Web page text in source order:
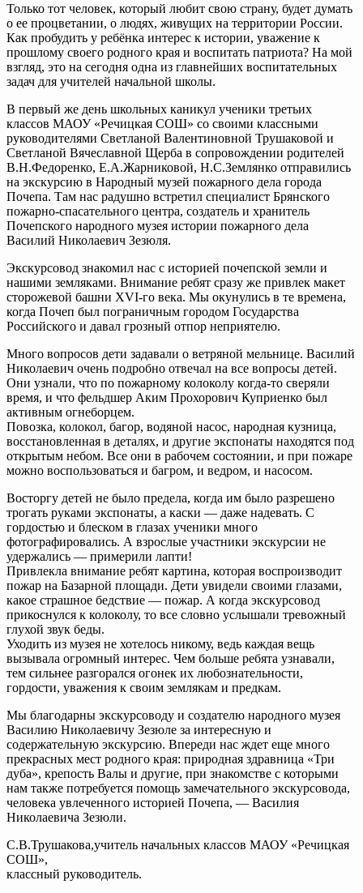
Только тот человек, который любит свою страну, будет думать
о ее процветании, о людях, живущих на территории России.
Как пробудить у ребёнка интерес к истории, уважение к
прошлому своего родного края и воспитать патриота? На мой
взгляд, это на сегодня одна из главнейших воспитательных
задач для учителей начальной школы.
В первый же день школьных каникул ученики третьих
классов МАОУ «Речицкая СОШ» со своими классными
руководителями Светланой Валентиновной Трушаковой и
Светланой Вячеславной Щерба в сопровождении родителей
В.Н.Федоренко, Е.А.Жарниковой, Н.С.Землянко отправились
на экскурсию в Народный музей пожарного дела города
Почепа. Там нас радушно встретил специалист Брянского
пожарно-спасательного центра, создатель и хранитель
Почепского народного музея истории пожарного дела
Василий Николаевич Зезюля.
Экскурсовод знакомил нас с историей почепской земли и
нашими земляками. Внимание ребят сразу же привлек макет
сторожевой башни ХVI-го века. Мы окунулись в те времена,
когда Почеп был пограничным городом Государства
Российского и давал грозный отпор неприятелю.
Много вопросов дети задавали о ветряной мельнице. Василий
Николаевич очень подробно отвечал на все вопросы детей.
Они узнали, что по пожарному колоколу когда-то сверяли
время, и что фельдшер Аким Прохорович Куприенко был
активным огнеборцем.
Повозка, колокол, багор, водяной насос, народная кузница,
восстановленная в деталях, и другие экспонаты находятся под
открытым небом. Все они в рабочем состоянии, и при пожаре
можно воспользоваться и багром, и ведром, и насосом.
Восторгу детей не было предела, когда им было разрешено
трогать руками экспонаты, а каски — даже надевать. С
гордостью и блеском в глазах ученики много
фотографировались. А взрослые участники экскурсии не
удержались — примерили лапти!
Привлекла внимание ребят картина, которая воспроизводит
пожар на Базарной площади. Дети увидели своими глазами,
какое страшное бедствие — пожар. А когда экскурсовод
прикоснулся к колоколу, то все словно услышали тревожный
глухой звук беды.
Уходить из музея не хотелось никому, ведь каждая вещь
вызывала огромный интерес. Чем больше ребята узнавали,
тем сильнее разгорался огонек их любознательности,
гордости, уважения к своим землякам и предкам.
Мы благодарны экскурсоводу и создателю народного музея
Василию Николаевичу Зезюле за интересную и
содержательную экскурсию. Впереди нас ждет еще много
прекрасных мест родного края: природная здравница «Три
дуба», крепость Валы и другие, при знакомстве с которыми
нам также потребуется помощь замечательного экскурсовода,
человека увлеченного историей Почепа, — Василия
Николаевича Зезюли.
С.В.Трушакова,учитель начальных классов МАОУ «Речицкая
СОШ»,
классный руководитель.